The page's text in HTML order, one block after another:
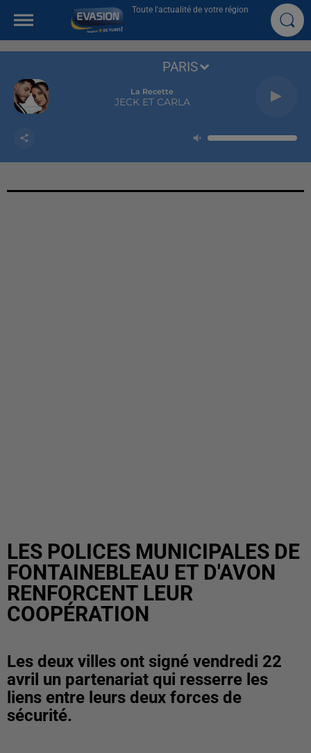
Toute l'actualité de votre région
La Recette
JECK ET CARLA
PARIS
LES POLICES MUNICIPALES DE
FONTAINEBLEAU ET D'AVON
RENFORCENT LEUR
COOPÉRATION
Les deux villes ont signé vendredi 22
avril un partenariat qui resserre les
liens entre leurs deux forces de
sécurité.